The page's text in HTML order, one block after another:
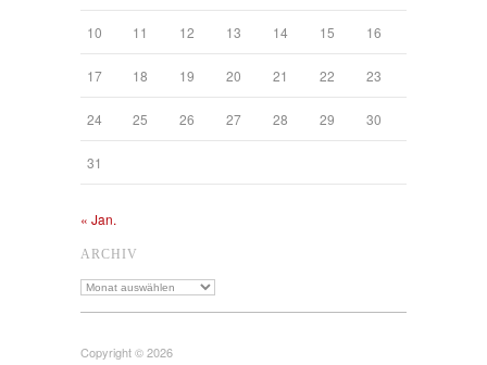
10 11 12 13 14 15 16
17 18 19 20 21 22 23
24 25 26 27 28 29 30
31
« Jan.
ARCHIV
Archiv
Copyright © 2026